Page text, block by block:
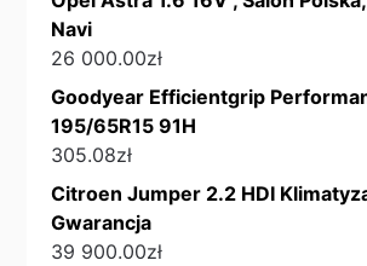
Navi
26 000.00zł
Goodyear Efficientgrip
195/65R15 91H
305.08zł
Citroen Jumper 2.2 HDI
Gwarancja
39 900.00zł